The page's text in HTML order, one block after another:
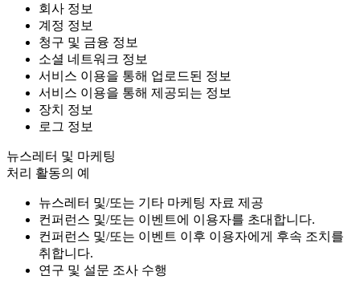
회사 정보
계정 정보
청구 및 금융 정보
소셜 네트워크 정보
서비스 이용을 통해 업로드된 정보
서비스 이용을 통해 제공되는 정보
장치 정보
로그 정보
뉴스레터 및 마케팅
처리 활동의 예
뉴스레터 및/또는 기타 마케팅 자료 제공
컨퍼런스 및/또는 이벤트에 이용자를 초대합니다.
컨퍼런스 및/또는 이벤트 이후 이용자에게 후속 조치를
취합니다.
연구 및 설문 조사 수행